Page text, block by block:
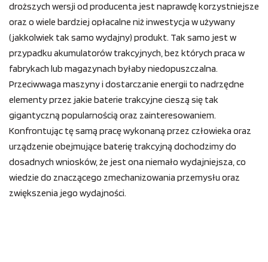
droższych wersji od producenta jest naprawdę korzystniejsze
oraz o wiele bardziej opłacalne niż inwestycja w używany
(jakkolwiek tak samo wydajny) produkt. Tak samo jest w
przypadku akumulatorów trakcyjnych, bez których praca w
fabrykach lub magazynach byłaby niedopuszczalna.
Przeciwwaga maszyny i dostarczanie energii to nadrzędne
elementy przez jakie baterie trakcyjne cieszą się tak
gigantyczną popularnością oraz zainteresowaniem.
Konfrontując tę samą pracę wykonaną przez człowieka oraz
urządzenie obejmujące baterię trakcyjną dochodzimy do
dosadnych wniosków, że jest ona niemało wydajniejsza, co
wiedzie do znaczącego zmechanizowania przemysłu oraz
zwiększenia jego wydajności.